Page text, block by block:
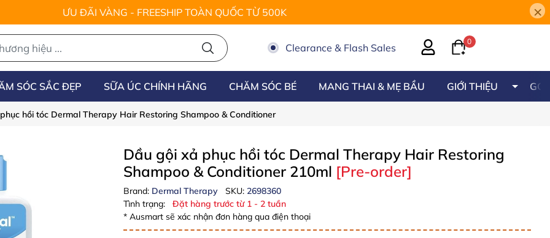
ƯU ĐÃI VÀNG - FREESHIP TOÀN QUỐC TỪ 500K ×
Clearance & Flash Sales
0
SÓC SẮC ĐẸP SỮA ÚC CHÍNH HÃNG CHĂM SÓC BÉ MANG THAI & MẸ BẦU GIỚI THIỆU
hồi tóc Dermal Therapy Hair Restoring Shampoo & Conditioner
Dầu gội xả phục hồi tóc Dermal Therapy Hair Restoring
Shampoo & Conditioner 210ml [Pre-order]
Brand: Dermal Therapy SKU: 2698360
Tình trạng:
Đặt hàng trước từ 1 - 2 tuần
* Ausmart sẽ xác nhận đơn hàng qua điện thoại